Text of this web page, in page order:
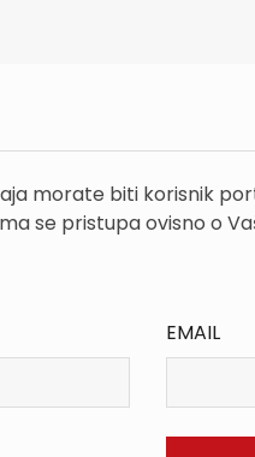
morate biti korisnik
se pristupa ovisno o
EMAIL